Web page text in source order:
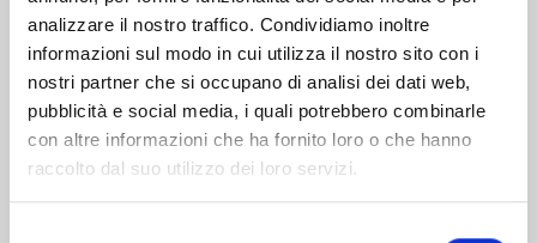
analizzare il nostro traffico. Condividiamo inoltre
informazioni sul modo in cui utilizza il nostro sito con i
nostri partner che si occupano di analisi dei dati web,
pubblicità e social media, i quali potrebbero combinarle
con altre informazioni che ha fornito loro o che hanno
raccolto dal suo utilizzo dei loro servizi.